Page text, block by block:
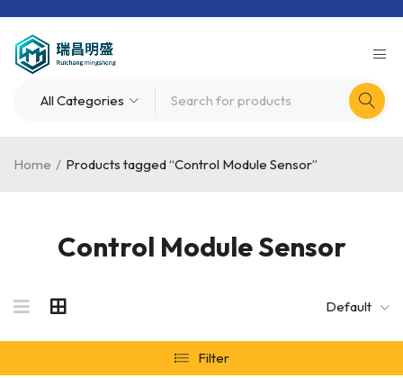
Control Module Sensor
Home / Products tagged “Control Module Sensor”
Default
Filter